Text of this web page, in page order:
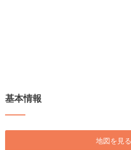
基本情報
地図を見る